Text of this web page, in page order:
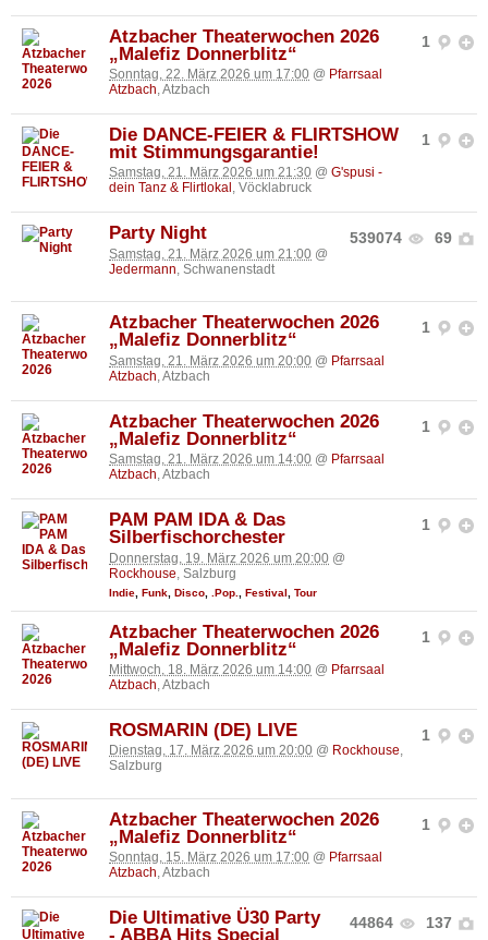
1
Atzbacher Theaterwochen 2026
„Malefiz Donnerblitz“
Sonntag, 22. März 2026 um 17:00 @ Pfarrsaal
Atzbach, Atzbach
1
Die DANCE-FEIER & FLIRTSHOW
mit Stimmungsgarantie!
Samstag, 21. März 2026 um 21:30 @ G'spusi -
dein Tanz & Flirtlokal , Vöcklabruck
539074 69
Party Night
Samstag, 21. März 2026 um 21:00 @
Jedermann , Schwanenstadt
1
Atzbacher Theaterwochen 2026
„Malefiz Donnerblitz“
Samstag, 21. März 2026 um 20:00 @ Pfarrsaal
Atzbach , Atzbach
1
Atzbacher Theaterwochen 2026
„Malefiz Donnerblitz“
Samstag, 21. März 2026 um 14:00 @ Pfarrsaal
Atzbach, Atzbach
1
PAM PAM IDA & Das
Silberfischorchester
Donnerstag, 19. März 2026 um 20:00 @
Rockhouse , Salzburg
Indie Funk Disco .Pop. Festival Tour
1
Atzbacher Theaterwochen 2026
„Malefiz Donnerblitz“
Mittwoch, 18. März 2026 um 14:00 @ Pfarrsaal
Atzbach, Atzbach
1
ROSMARIN (DE) LIVE
Dienstag, 17. März 2026 um 20:00 @ Rockhouse,
Salzburg
1
Atzbacher Theaterwochen 2026
„Malefiz Donnerblitz“
Sonntag, 15. März 2026 um 17:00 @ Pfarrsaal
Atzbach, Atzbach
44864 137
Die Ultimative Ü30 Party
- ABBA Hits Special